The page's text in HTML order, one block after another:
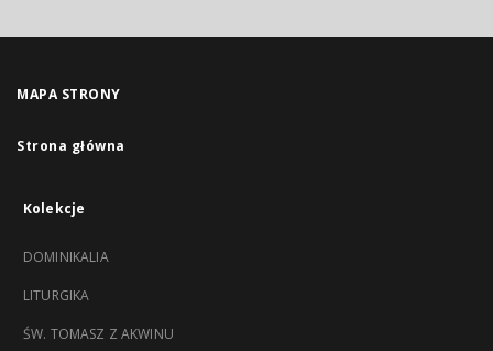
MAPA STRONY
Strona główna
Kolekcje
DOMINIKALIA
LITURGIKA
ŚW. TOMASZ Z AKWINU